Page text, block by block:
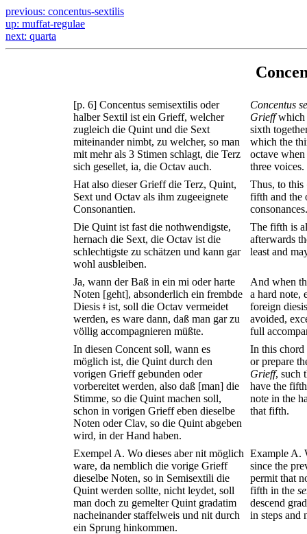
previous: concentus-sextilis
up: muffat-regulae
next: quarta
[p. 6] Concentus semisextilis oder
halber Sextil ist ein Grieff, welcher
zugleich die Quint und die Sext
miteinander nimbt, zu welcher, so man
mit mehr als 3 Stimen schlagt, die Terz
sich gesellet, ia, die Octav auch.
Concentus
Grieffwhich
sixth
which the
octave
three voices.
Hat also dieser Grieff die Terz, Quint,
Sext und Octav als ihm zugeeignete
Consonantien.
Thus, to this
fifth and the
consonances.
Die Quint ist fast die nothwendigste,
hernach die Sext, die Octav ist die
schlechtigste zu schätzen und kann gar
wohl ausbleiben.
The fifth is
afterwards
least and
Ja, wann der Baß in ein mi oder harte
Noten [geht], absonderlich ein frembde
Diesis
ist, soll die Octav vermeidet
werden, es ware dann, daß man gar zu
völlig accompagnieren müßte.
And when
a hard note,
foreign
avoided,
full
In diesen Concent soll, wann es
möglich ist, die Quint durch den
vorigen Grieff gebunden oder
vorbereitet werden, also daß [man] die
Stimme, so die Quint machen soll,
schon in vorigen Grieff eben dieselbe
Noten oder Clav, so die Quint abgeben
wird, in der Hand haben.
In this chord
or prepare
Grieff, such
have the
note in the
that fifth.
Exempel A. Wo dieses aber nit möglich
ware, da nemblich die vorige Grieff
dieselbe Noten, so in Semisextili die
Quint werden sollte, nicht leydet, soll
man doch zu gemelter Quint gradatim
nacheinander staffelweis und nit durch
ein Sprung hinkommen.
Example A.
since the
permit that
fifth in the
descend
in steps and